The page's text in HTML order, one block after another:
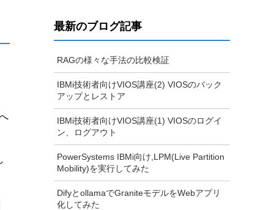
最新のブログ記事
RAGの様々な手法の比較検証
IBMi技術者向けVIOS講座(2) VIOSのバック
アップとレストア
IBMi技術者向けVIOS講座(1) VIOSのログイ
ン、ログアウト
PowerSystems IBMi向け,LPM(Live Partition
Mobility)を実行してみた
DifyとollamaでGraniteモデルをWebアプリ
化してみた